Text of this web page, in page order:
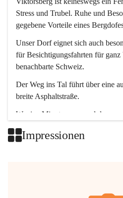
Stress und Trubel. Ruhe und
gegebene Vorteile eines
Unser Dorf eignet sich auch
für Besichtigungsfahrten für
benachbarte Schweiz.
Der Weg ins Tal führt über eine
breite Asphaltstraße.
Wenige Minuten nur, und das
Impressionen